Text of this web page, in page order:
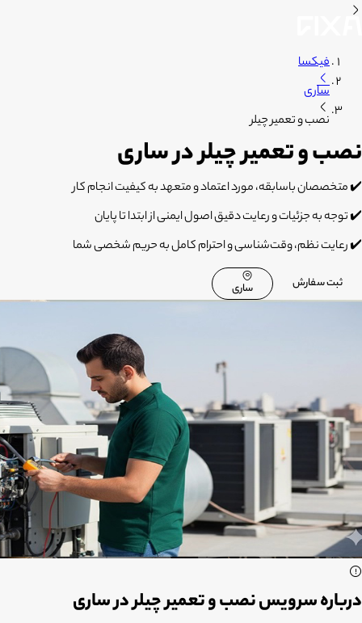
فیکسا
ساری
نصب و تعمیر چیلر
نصب و تعمیر چیلر در ساری
✔️ متخصصان باسابقه، مورد اعتماد و متعهد به کیفیت انجام کار
✔️ توجه به جزئیات و رعایت دقیق اصول ایمنی از ابتدا تا پایان
✔️ رعایت نظم، وقت‌شناسی و احترام کامل به حریم شخصی شما
ثبت سفارش ساری
درباره سرویس نصب و تعمیر چیلر در ساری